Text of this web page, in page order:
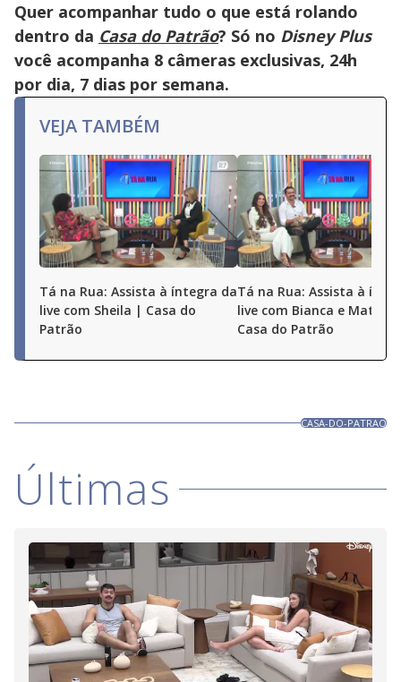
Quer acompanhar tudo o que está rolando
dentro da Casa do Patrão? Só no Disney Plus
você acompanha 8 câmeras exclusivas, 24h
por dia, 7 dias por semana.
VEJA TAMBÉM
Tá na Rua: Assista à íntegra da
live com Sheila | Casa do
Patrão
Tá na Rua: Assista à
live com Bianca e
Casa do Patrão
CASA-DO-PATRAO
Últimas